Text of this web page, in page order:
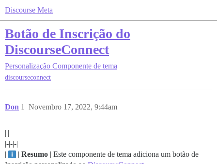
Discourse Meta
Botão de Inscrição do
DiscourseConnect
Personalização Componente de tema
discourseconnect
Don Novembro 17, 2022, 9:44am
1
|||
|-|-|-|
|
| Resumo | Este componente de tema adiciona um botão de